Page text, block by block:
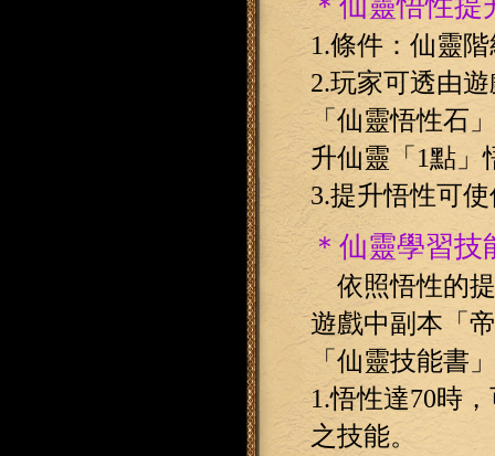
1.條件：仙靈
2.玩家可透由
「仙靈悟性石
升仙靈「1點」
3.提升悟性可
＊仙靈學習技
依照悟性的提
遊戲中副本「
「仙靈技能書
1.悟性達70時
之技能。